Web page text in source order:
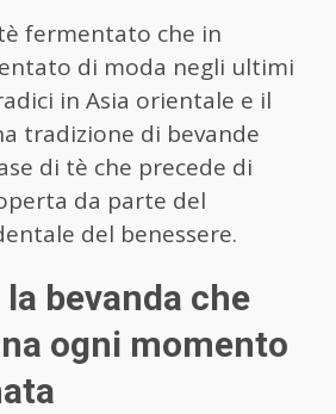
fermentato che in
di moda negli ultimi
in Asia orientale e il
tradizione di bevande
di tè che precede di
da parte del
del benessere.
bevanda che
ogni momento